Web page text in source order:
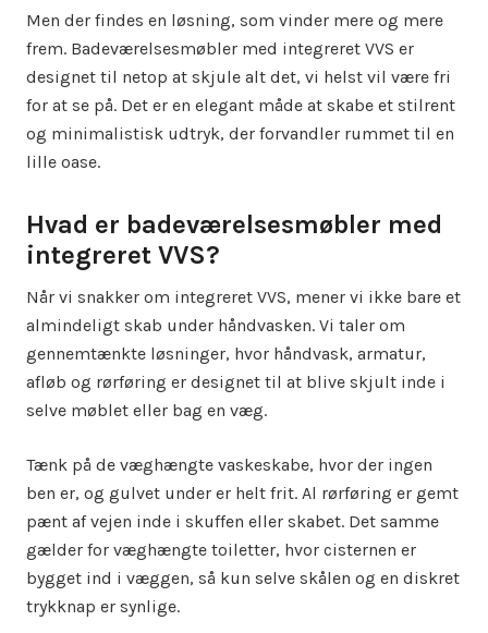
Men der findes en løsning, som vinder mere og mere
frem. Badeværelsesmøbler med integreret VVS er
designet til netop at skjule alt det, vi helst vil være fri
for at se på. Det er en elegant måde at skabe et stilrent
og minimalistisk udtryk, der forvandler rummet til en
lille oase.
Hvad er badeværelsesmøbler med
integreret VVS?
Når vi snakker om integreret VVS, mener vi ikke bare et
almindeligt skab under håndvasken. Vi taler om
gennemtænkte løsninger, hvor håndvask, armatur,
afløb og rørføring er designet til at blive skjult inde i
selve møblet eller bag en væg.
Tænk på de væghængte vaskeskabe, hvor der ingen
ben er, og gulvet under er helt frit. Al rørføring er gemt
pænt af vejen inde i skuffen eller skabet. Det samme
gælder for væghængte toiletter, hvor cisternen er
bygget ind i væggen, så kun selve skålen og en diskret
trykknap er synlige.